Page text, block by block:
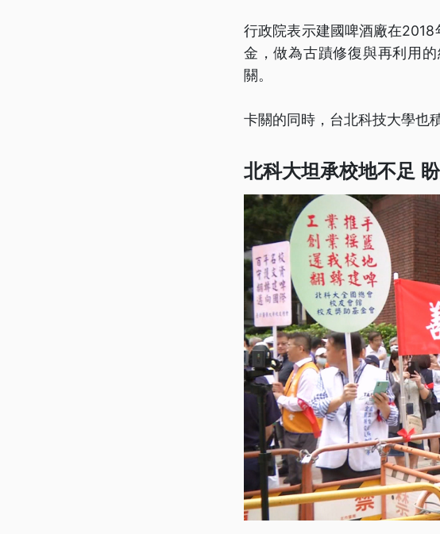
行政院表示建國啤酒廠在
金，做為古蹟修復與再利用
關。
卡關的同時，台北科技大學也
北科大坦承校地不足